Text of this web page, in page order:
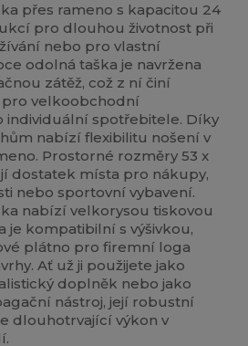
přes rameno s kapacitou 24
pro dlouhou životnost při
nebo pro vlastní
odolná taška je navržena
zátěž, což z ní činí
pro velkoobchodní
individuální spotřebitele. Díky
nabízí flexibilitu nošení v
Prostorné rozměry 53 x
dostatek místa pro nákupy,
nebo sportovní vybavení.
nabízí velkorysou tiskovou
je kompatibilní s výšivkou,
plátno pro firemní loga
Ať už ji použijete jako
doplněk nebo jako
nástroj, její robustní
dlouhotrvající výkon v